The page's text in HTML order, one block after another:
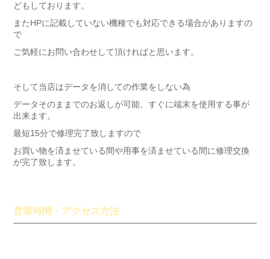
どもしております。
またHPに記載していない機種でも対応できる場合がありますの
で
ご気軽にお問い合わせして頂ければと思います。
そして当店はデータを消しての作業をしない為
データそのままでのお返しが可能、すぐに端末を使用する事が
出来ます。
最短15分で修理完了致しますので
お買い物を済ませている間や用事を済ませている間に修理交換
が完了致します。
営業時間・アクセス方法